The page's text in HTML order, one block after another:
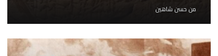
من حسن شاهين